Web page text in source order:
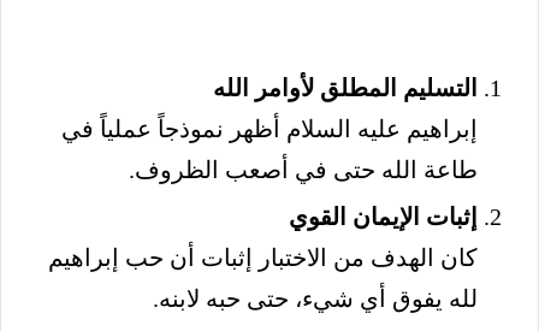
التسليم المطلق لأوامر الله
إبراهيم عليه السلام أظهر نموذجاً عملياً في
طاعة الله حتى في أصعب الظروف.
إثبات الإيمان القوي
كان الهدف من الاختبار إثبات أن حب إبراهيم
لله يفوق أي شيء، حتى حبه لابنه.